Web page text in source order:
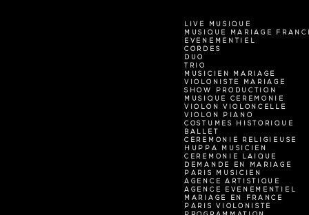
LIVE MUSIQUE
MUSIQUE MARIAGE
EVENEMENTIEL
CORDES
DUO
TRIO
MUSICIEN MARIAGE
VIOLONISTE MARIAGE
SHOW PRODUCTION
MUSIQUE CEREMONIE
VIOLON VIOLONCELLE
VIOLON PIANO
COSTUMES HISTORIQUE
BALLET
CEREMONIE RELIGIEUSE
HUPPA MUSICIEN
CEREMONIE LAIQUE
DEMANDE EN MARIAGE
PARIS MUSICIEN
AGENCE ARTISTIQUE
AGENCE EVENEMENTIEL
MARIAGE EN FRANCE
PARIS VIOLONISTE